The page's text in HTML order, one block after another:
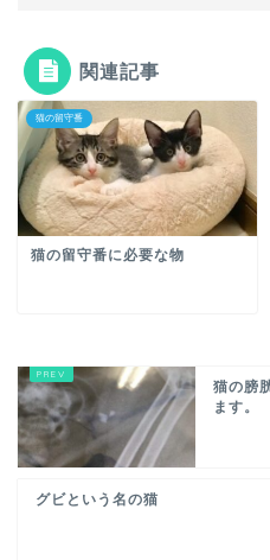
関連記事
猫の留守番
猫の留守番に必要な物
猫の膀
ます。
グビという名の猫